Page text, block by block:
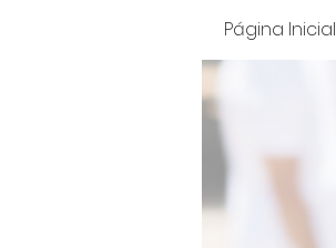
Página Inicial